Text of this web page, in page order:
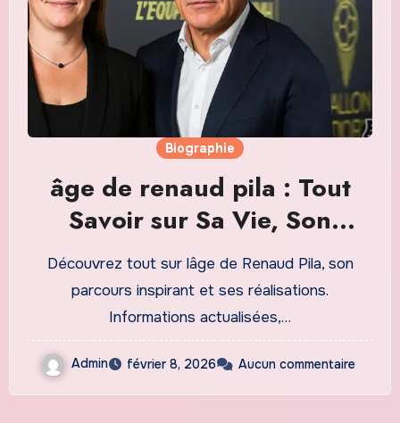
Biographie
âge de renaud pila : Tout
Savoir sur Sa Vie, Son
Parcours et Son Actualité en
2026
Découvrez tout sur lâge de Renaud Pila, son
parcours inspirant et ses réalisations.
Informations actualisées,…
Admin février 8, 2026 Aucun commentaire